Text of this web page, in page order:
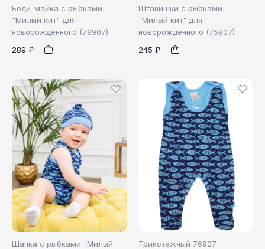
Боди-майка с рыбками
"Милый кит" для
новорождённого (79907)
289 ₽
1
Штанишки с рыбками
"Милый кит" для
новорождённого (75907)
245 ₽
1
Шапка с рыбками "Милый
Трикотажный 76907